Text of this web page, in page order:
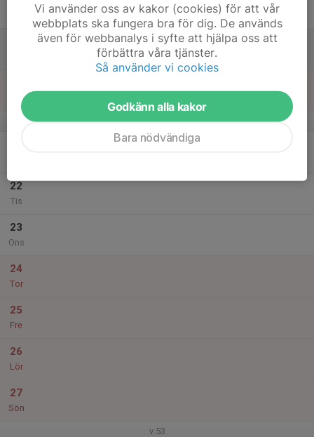
Sön
v.52
22
Tis
23
Ons
24
Tor
25
Fre
26
Lör
27
Sön
v.53
Vi använder oss av kakor (cookies) för att vår
webbplats ska fungera bra för dig. De används
även för webbanalys i syfte att hjälpa oss att
förbättra våra tjänster.
Så använder vi cookies
Godkänn alla kakor
Bara nödvändiga